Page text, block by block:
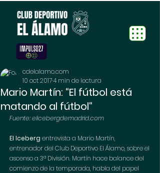
Mario Martín: “El fútbol está
matando al fútbol“
cdelalamo.com
10 oct 20174 min de lectura
Fuente: elicebergdemadrid.com
El Iceberg entrevista a Mario Martín,
entrenador del Club Deportivo El Álamo, sobre el
ascenso a 3ª División. Martín hace balance del
comienzo de la temporada, habla del papel